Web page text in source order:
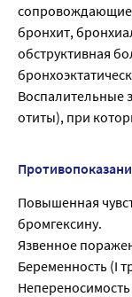
бронхит,
обструктивная
Воспалительные
отиты), при
Повышенная
бромгексину.
Язвенное
Беременность (I